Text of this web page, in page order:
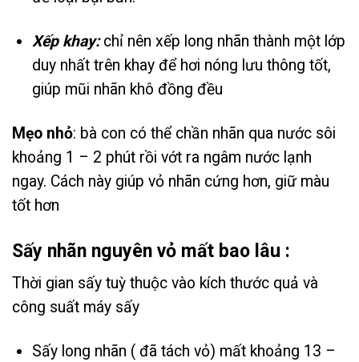
Xếp khay: chỉ nên xếp long nhãn thành một lớp
duy nhất trên khay để hơi nóng lưu thông tốt,
giúp mũi nhãn khô đồng đều
Mẹo nhỏ: bà con có thể chần nhãn qua nước sôi
khoảng 1 – 2 phút rồi vớt ra ngâm nước lạnh
ngay. Cách này giúp vỏ nhãn cứng hơn, giữ màu
tốt hơn
Sấy nhãn nguyên vỏ mất bao lâu :
Thời gian sấy tuỳ thuộc vào kích thước quả và
công suất máy sấy
Sấy long nhãn ( đã tách vỏ) mất khoảng 13 –